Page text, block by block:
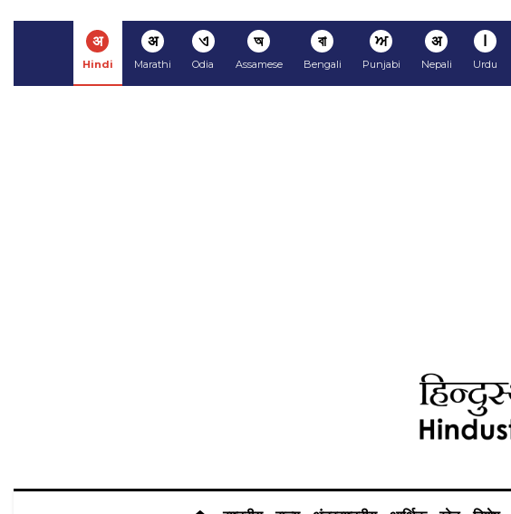
अ
Hindi
अ
Marathi
ଏ
Odia
অ
Assamese
বা
Bengali
ਅ
Punjabi
अ
Nepali
ا
Urdu